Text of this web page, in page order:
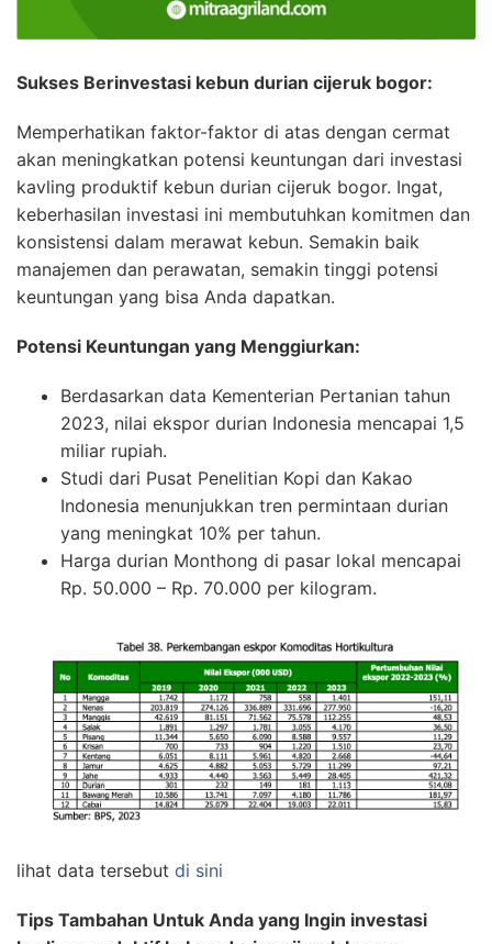
Sukses Berinvestasi kebun durian cijeruk bogor:
Memperhatikan faktor-faktor di atas dengan cermat
akan meningkatkan potensi keuntungan dari investasi
kavling produktif kebun durian cijeruk bogor. Ingat,
keberhasilan investasi ini membutuhkan komitmen dan
konsistensi dalam merawat kebun. Semakin baik
manajemen dan perawatan, semakin tinggi potensi
keuntungan yang bisa Anda dapatkan.
Potensi Keuntungan yang Menggiurkan:
Berdasarkan data Kementerian Pertanian tahun
2023, nilai ekspor durian Indonesia mencapai 1,5
miliar rupiah.
Studi dari Pusat Penelitian Kopi dan Kakao
Indonesia menunjukkan tren permintaan durian
yang meningkat 10% per tahun.
Harga durian Monthong di pasar lokal mencapai
Rp. 50.000 – Rp. 70.000 per kilogram.
lihat data tersebut di sini
Tips Tambahan Untuk Anda yang Ingin investasi